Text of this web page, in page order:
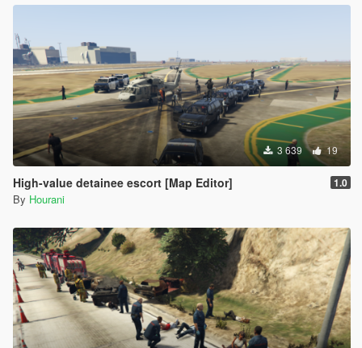
3 639 19
High-value detainee escort [Map Editor] 1.0
By Hourani